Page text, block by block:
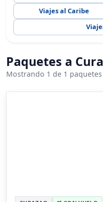
Viajes al Caribe
Paquetes a
Mostrando 1 de 1